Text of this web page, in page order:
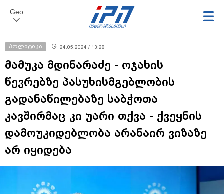
Geo
პოლიტიკა 24.05.2024 / 13:28
მამუკა მდინარაძე - ოჯახის
წევრებზე პასუხისმგებლობის
გადანაწილებაზე საბჭოთა
კავშირმაც კი უარი თქვა - ქვეყნის
დამოუკიდებლობა არანაირ ვიზაზე
არ იყიდება